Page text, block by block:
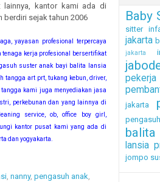
lainnya, kantor kami ada di
berdiri sejak tahun 2006
yayasan profesional terpercaya
tenaga kerja profesional bersertifikat
suster anak bayi balita lansia
tangga art prt, tukang kebun, driver,
kami juga menyediakan jasa
perkebunan dan yang lainnya di
service, ob, office boy girl,
kantor pusat kami yang ada di
dan yogyakarta.
, nanny, pengasuh anak,
Baby
sitter
jakarta
jakarta
jakarta
balita
lansia
jompo